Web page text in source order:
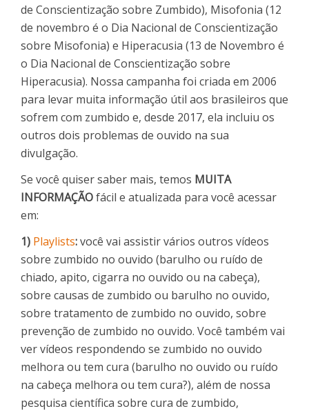
de Conscientização sobre Zumbido), Misofonia (12
de novembro é o Dia Nacional de Conscientização
sobre Misofonia) e Hiperacusia (13 de Novembro é
o Dia Nacional de Conscientização sobre
Hiperacusia). Nossa campanha foi criada em 2006
para levar muita informação útil aos brasileiros que
sofrem com zumbido e, desde 2017, ela incluiu os
outros dois problemas de ouvido na sua
divulgação.
Se você quiser saber mais, temos MUITA
INFORMAÇÃOfácil e atualizada para você acessar
em:
1) Playlists:você vai assistir vários outros vídeos
sobre zumbido no ouvido (barulho ou ruído de
chiado, apito, cigarra no ouvido ou na cabeça),
sobre causas de zumbido ou barulho no ouvido,
sobre tratamento de zumbido no ouvido, sobre
prevenção de zumbido no ouvido. Você também vai
ver vídeos respondendo se zumbido no ouvido
melhora ou tem cura (barulho no ouvido ou ruído
na cabeça melhora ou tem cura?), além de nossa
pesquisa científica sobre cura de zumbido,